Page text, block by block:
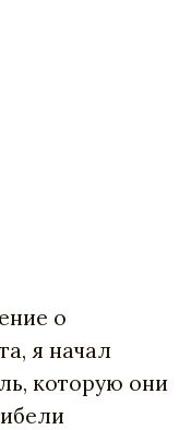
о
я начал
которую они